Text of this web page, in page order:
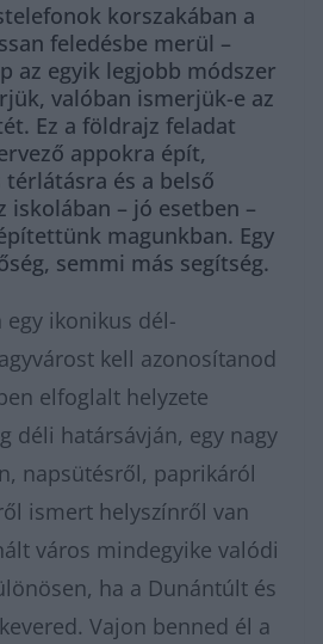
korszakában a
feledésbe merül –
az egyik legjobb módszer
valóban ismerjük-e az
Ez a földrajz feladat
appokra épít,
és a belső
iskolában – jó esetben –
magunkban. Egy
semmi más segítség.
ikonikus dél-
kell azonosítanod
elfoglalt helyzete
déli határsávján, egy nagy
napsütésről, paprikáról
ismert helyszínről van
város mindegyike valódi
ha a Dunántúlt és
Vajon benned él a